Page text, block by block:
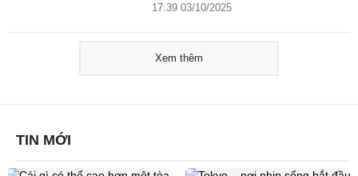
17:39 03/10/2025
Xem thêm
TIN MỚI